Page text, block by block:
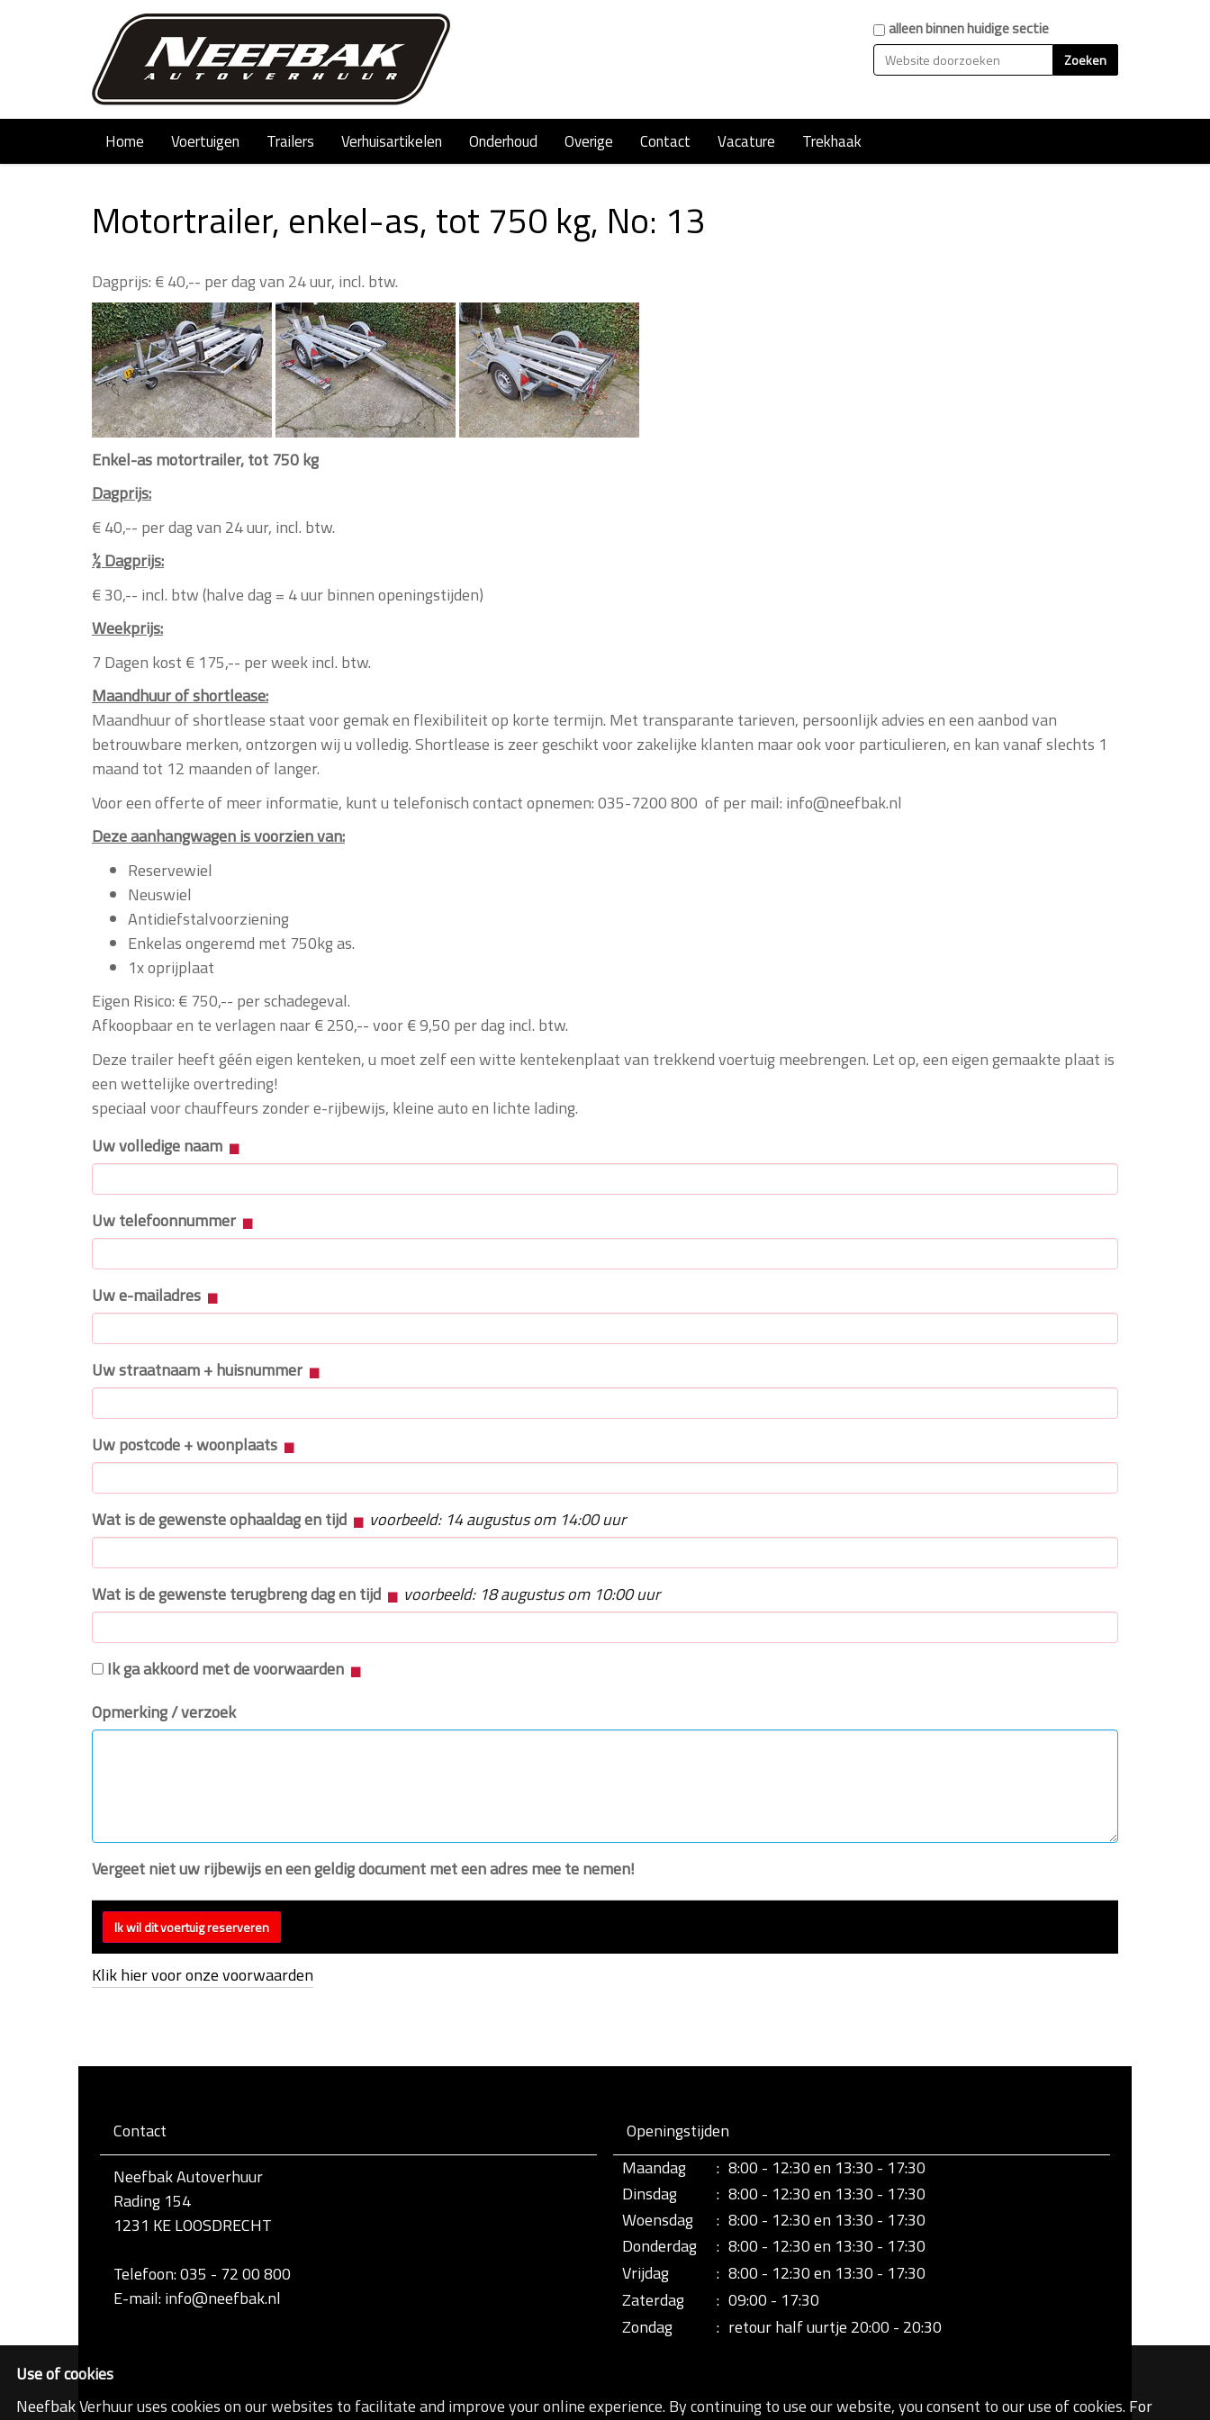
Zoekalleen binnen huidige sectie
Home Voertuigen Trailers Verhuisartikelen Onderhoud Overige Contact Vacature Trekhaak
Motortrailer, enkel-as, tot 750 kg, No: 13
Dagprijs: € 40,-- per dag van 24 uur, incl. btw.
Enkel-as motortrailer, tot 750 kg
Dagprijs:
€ 40,-- per dag van 24 uur, incl. btw.
½ Dagprijs:
€ 30,-- incl. btw (halve dag = 4 uur binnen openingstijden)
Weekprijs:
7 Dagen kost € 175,-- per week incl. btw.
Maandhuur of shortlease:
Maandhuur of shortleasestaat voor gemak en flexibiliteit op korte termijn. Met transparante tarieven, persoonlijk advies en een aanbod van
betrouwbare merken, ontzorgen wij u volledig. Shortlease is zeer geschikt voor zakelijke klanten maar ook voor particulieren, en kan vanaf slechts 1
maand tot 12 maanden of langer.
Voor een offerte of meer informatie, kunt u telefonisch contact opnemen: 035-7200 800 of per mail: info@neefbak.nl
Deze aanhangwagen is voorzien van:
Reservewiel
Neuswiel
Antidiefstalvoorziening
Enkelas ongeremd met 750kg as.
1x oprijplaat
Eigen Risico: € 750,-- per schadegeval.
Afkoopbaar en te verlagen naar € 250,-- voor € 9,50 per dag incl. btw.
Deze trailer heeft géén eigen kenteken, u moet zelf een witte kentekenplaat van trekkend voertuig meebrengen. Let op, een eigen gemaakte plaat is
een wettelijke overtreding!
speciaal voor chauffeurs zonder e-rijbewijs, kleine auto en lichte lading.
Uw volledige naam
Uw telefoonnummer
Uw e-mailadres
Uw straatnaam + huisnummer
Uw postcode + woonplaats
Wat is de gewenste ophaaldag en tijd voorbeeld: 14 augustus om 14:00 uur
Wat is de gewenste terugbreng dag en tijd voorbeeld: 18 augustus om 10:00 uur
Ik ga akkoord met de voorwaarden
Opmerking / verzoek
Vergeet niet uw rijbewijs en een geldig document met een adres mee te nemen!
Klik hier voor onze voorwaarden
Contact
Neefbak Autoverhuur
Rading 154
1231 KE LOOSDRECHT
Telefoon: 035 - 72 00 800
E-mail: info@neefbak.nl
Openingstijden
Maandag
: 8:00 - 12:30 en 13:30 - 17:30
Dinsdag
: 8:00 - 12:30 en 13:30 - 17:30
Woensdag
: 8:00 - 12:30 en 13:30 - 17:30
Donderdag
: 8:00 - 12:30 en 13:30 - 17:30
Vrijdag
: 8:00 - 12:30 en 13:30 - 17:30
Zaterdag
: 09:00 - 17:30
Zondag
: retour half uurtje 20:00 - 20:30
Use of cookies
Neefbak Verhuur uses cookies on our websites to facilitate and improve your online experience. By continuing to use our website, you consent to our use of cookies. For